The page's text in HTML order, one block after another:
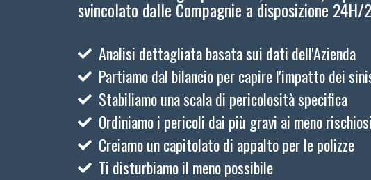
svincolato dalle Compagnie a disposizione 24H/
Analisi dettagliata basata sui dati dell'Azienda
Partiamo dal bilancio per capire l'impatto dei
Stabiliamo una scala di pericolosità specifica
Ordiniamo i pericoli dai più gravi ai meno rischiosi
Creiamo un capitolato di appalto per le polizze
Ti disturbiamo il meno possibile